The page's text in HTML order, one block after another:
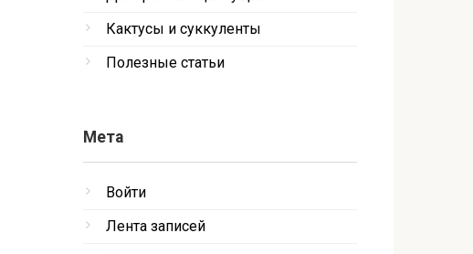
Кактусы и суккуленты
Полезные статьи
Мета
Войти
Лента записей